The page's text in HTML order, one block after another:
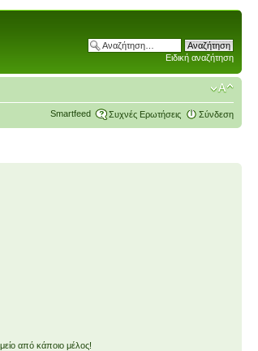
Ειδική αναζήτηση
Smartfeed Συχνές Ερωτήσεις Σύνδεση
από κάποιο μέλος!